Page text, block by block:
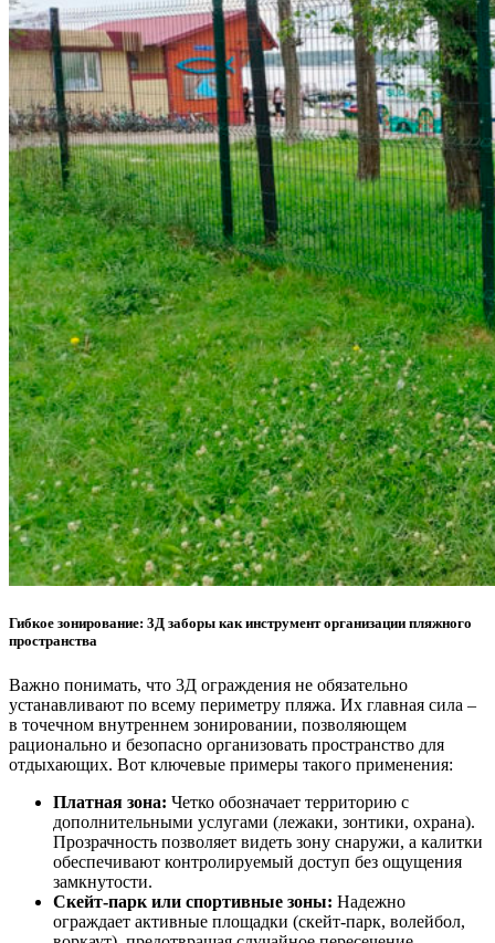
Гибкое зонирование: 3Д заборы как инструмент организации пляжного
пространства
Важно понимать, что 3Д ограждения не обязательно
устанавливают по всему периметру пляжа. Их главная сила –
в точечном внутреннем зонировании, позволяющем
рационально и безопасно организовать пространство для
отдыхающих. Вот ключевые примеры такого применения:
Платная зона: Четко обозначает территорию с
дополнительными услугами (лежаки, зонтики, охрана).
Прозрачность позволяет видеть зону снаружи, а калитки
обеспечивают контролируемый доступ без ощущения
замкнутости.
Скейт-парк или спортивные зоны: Надежно
ограждает активные площадки (скейт-парк, волейбол,